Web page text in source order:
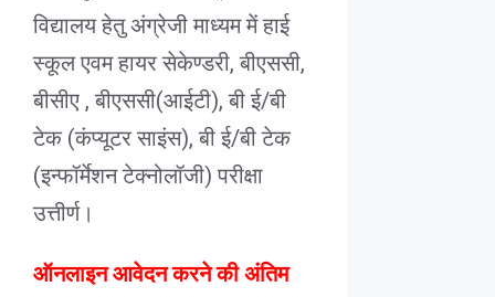
विद्यालय हेतु अंग्रेजी माध्यम में हाई
स्कूल एवम हायर सेकेण्डरी, बीएससी,
बीसीए , बीएससी(आईटी), बी ई/बी
टेक (कंप्यूटर साइंस), बी ई/बी टेक
(इन्फॉर्मेशन टेक्नोलॉजी) परीक्षा
उत्तीर्ण।
ऑनलाइन आवेदन करने की अंतिम